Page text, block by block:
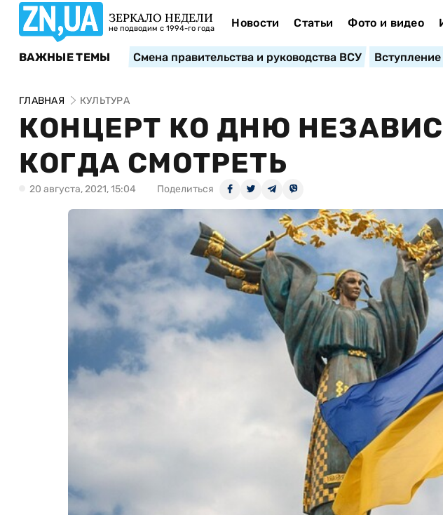
ЗЕРКАЛО НЕДЕЛИ
не подводим с 1994-го года Новости Статьи Фото и видео
ВАЖНЫЕ ТЕМЫ Смена правительства и руководства ВСУ
ГЛАВНАЯ КУЛЬТУРА
КОНЦЕРТ КО ДНЮ
КОГДА СМОТРЕТЬ
20 августа, 2021, 15:04 Поделиться